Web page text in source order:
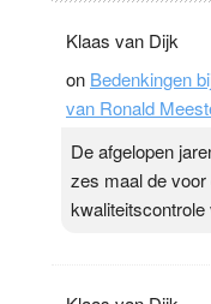
topsporters. Ze
verlagen terwijl
Daarop heeft zo’n
zijn. Door…Lees
topspsort ›[...]
Klaas van Dijk
on Bedenkingen
van Ronald
De afgelopen
zes maal de